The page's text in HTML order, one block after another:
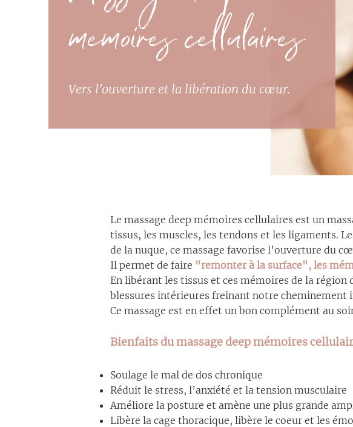
memoires cellulaires
Vers l'ouverture et la libération du cœur.
Le massage deep mémoires cellulaires est un
tissus, les muscles, les tendons et les ligaments.
de la nuque, ce massage favorise l’ouverture du
Il permet de faire "remonter à la surface", les
En libérant les tissus et ces mémoires de la
blessures intérieures freinant notre
Ce massage est en effet un bon complément au
Bienfaits du massage deep mémoires
Soulage le mal de dos chronique
Réduit le stress, l’anxiété et la tension musculaire
Améliore la posture et amène une plus grande
Libère la cage thoracique, libère le coeur et les